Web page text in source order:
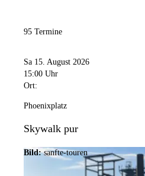
95 Termine
Sa 15. August 2026
15:00 Uhr
Ort:
Phoenixplatz
Skywalk pur
Bild: sanfte-touren